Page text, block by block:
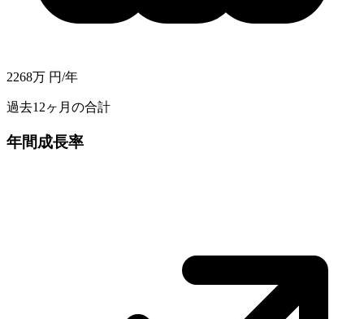
2268万 円/年
過去12ヶ月の合計
年間成長率